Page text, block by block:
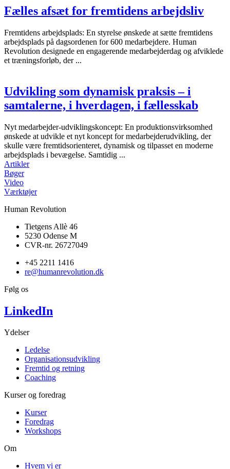
Fælles afsæt for fremtidens arbejdsliv
Fremtidens arbejdsplads: En styrelse ønskede at sætte fremtidens
arbejdsplads på dagsordenen for 600 medarbejdere. Human
Revolution designede en engagerende medarbejderdag og afviklede
et træningsforløb, der ...
Udvikling som dynamisk praksis – i
samtalerne, i hverdagen, i fællesskab
Nyt medarbejder-udviklingskoncept: En produktionsvirksomhed
ønskede at udvikle et nyt koncept for medarbejderudvikling, der
skulle være fremtidsorienteret, dynamisk og tilpasset en moderne
arbejdsplads i bevægelse. Samtidig ...
Artikler
Bøger
Video
Værktøjer
Human Revolution
Tietgens Allè 46
5230 Odense M
CVR-nr. 26727049
+45 2211 1416
re@humanrevolution.dk
Følg os
LinkedIn
Ydelser
Ledelse
Organisationsudvikling
Fremtid og retning
Coaching
Kurser og foredrag
Kurser
Foredrag
Workshops
Om
Hvem vi er